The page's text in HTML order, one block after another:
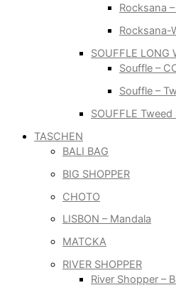
Rocksana
Rocksana-
SOUFFLE LONG
Souffle –
Souffle –
SOUFFLE
TASCHEN
BALI BAG
BIG SHOPPER
CHOTO
LISBON – Mandala
MATCKA
RIVER SHOPPER
River Shopper –